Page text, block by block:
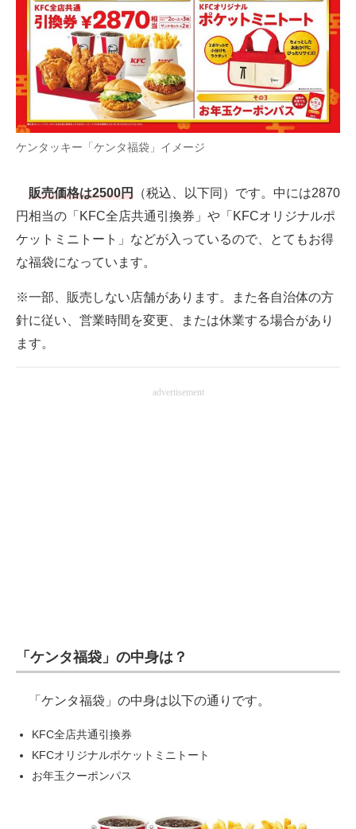
ケンタッキー「ケンタ福袋」イメージ
販売価格は2500円 （税込、以下同）です。中には2870
円相当の「KFC全店共通引換券」や「KFCオリジナルポ
ケットミニトート」などが入っているので、とてもお得
な福袋になっています。
※一部、販売しない店舗があります。また各自治体の方
針に従い、営業時間を変更、または休業する場合があり
ます。
advertisement
「ケンタ福袋」の中身は？
「ケンタ福袋」の中身は以下の通りです。
KFC全店共通引換券
KFCオリジナルポケットミニトート
お年玉クーポンパス